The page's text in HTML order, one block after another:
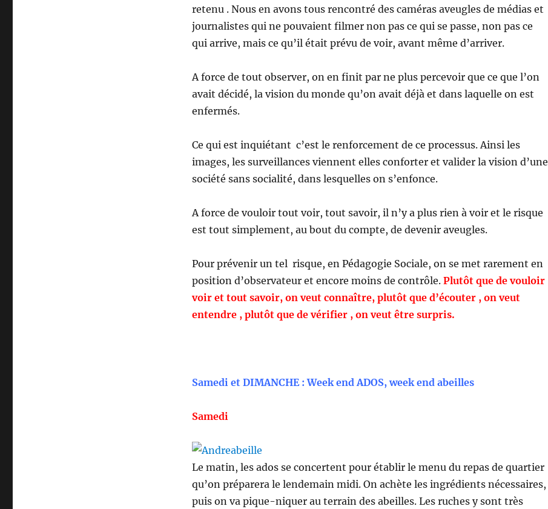
retenu . Nous en avons tous rencontré des caméras aveugles de médias et
journalistes qui ne pouvaient filmer non pas ce qui se passe, non pas ce
qui arrive, mais ce qu’il était prévu de voir, avant même d’arriver.
A force de tout observer, on en finit par ne plus percevoir que ce que l’on
avait décidé, la vision du monde qu’on avait déjà et dans laquelle on est
enfermés.
Ce qui est inquiétant c’est le renforcement de ce processus. Ainsi les
images, les surveillances viennent elles conforter et valider la vision d’une
société sans socialité, dans lesquelles on s’enfonce.
A force de vouloir tout voir, tout savoir, il n’y a plus rien à voir et le risque
est tout simplement, au bout du compte, de devenir aveugles.
Pour prévenir un tel risque, en Pédagogie Sociale, on se met rarement en
position d’observateur et encore moins de contrôle. Plutôt que de vouloir
voir et tout savoir, on veut connaître, plutôt que d’écouter , on veut
entendre , plutôt que de vérifier , on veut être surpris.
Samedi et DIMANCHE : Week end ADOS, week end abeilles
Samedi
Le matin, les ados se concertent pour établir le menu du repas de quartier
qu’on préparera le lendemain midi. On achète les ingrédients nécessaires,
puis on va pique-niquer au terrain des abeilles. Les ruches y sont très